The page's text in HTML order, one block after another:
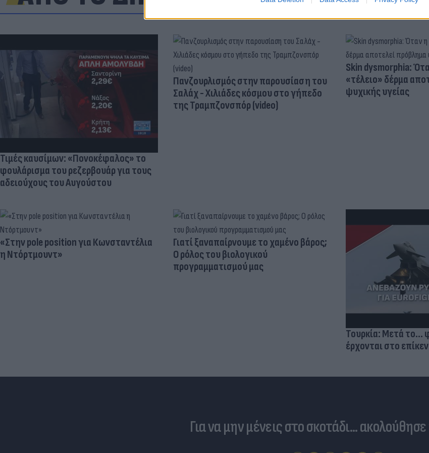
Τιμές καυσίμων: «Πονοκέφαλος» το
φουλάρισμα του ρεζερβουάρ για τους
αδειούχους του Αυγούστου
Πανζουρλισμός στην παρουσίαση του
Σαλάχ - Χιλιάδες κόσμου στο γήπεδο
της Τραμπζονσπόρ (video)
Skin dysmorphia:
«τέλειο» δέρμα
ψυχικής υγείας
«Στην pole position για Κωνσταντέλια
η Ντόρτμουντ»
Γιατί ξαναπαίρνουμε το χαμένο βάρος;
Ο ρόλος του βιολογικού
προγραμματισμού μας
Τουρκία: Μετά το...
έρχονται στο
Για να μην μένεις στο σκοτάδι...